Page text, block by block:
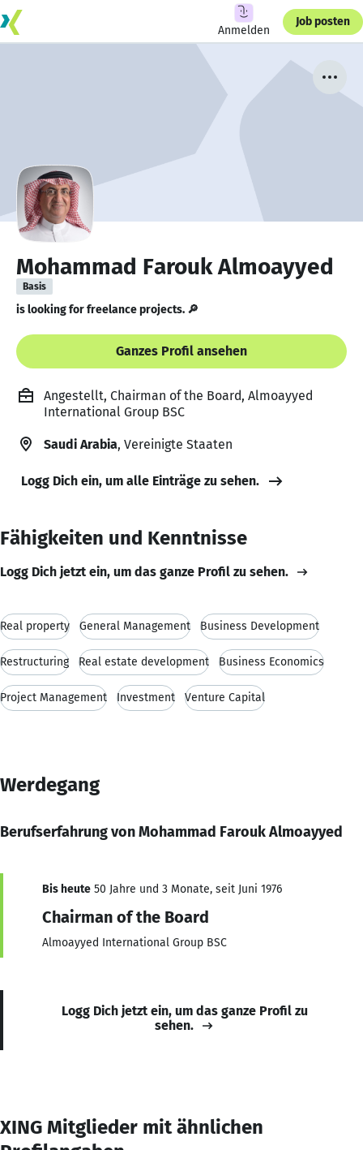
Anmelden
Job posten
Mohammad Farouk Almoayyed
Basis
is looking for freelance projects. 🔎
Ganzes Profil ansehen
Angestellt, Chairman of the Board, Almoayyed
International Group BSC
Saudi Arabia, Vereinigte Staaten
Logg Dich ein, um alle Einträge zu sehen.
Fähigkeiten und Kenntnisse
Logg Dich jetzt ein, um das ganze Profil zu sehen.
Real property General Management Business Development
Restructuring Real estate development Business Economics
Project Management Investment Venture Capital
Werdegang
Berufserfahrung von Mohammad Farouk Almoayyed
Bis heute 50 Jahre und 3 Monate, seit Juni 1976
Chairman of the Board
Almoayyed International Group BSC
Logg Dich jetzt ein, um das ganze Profil zu
sehen.
XING Mitglieder mit ähnlichen